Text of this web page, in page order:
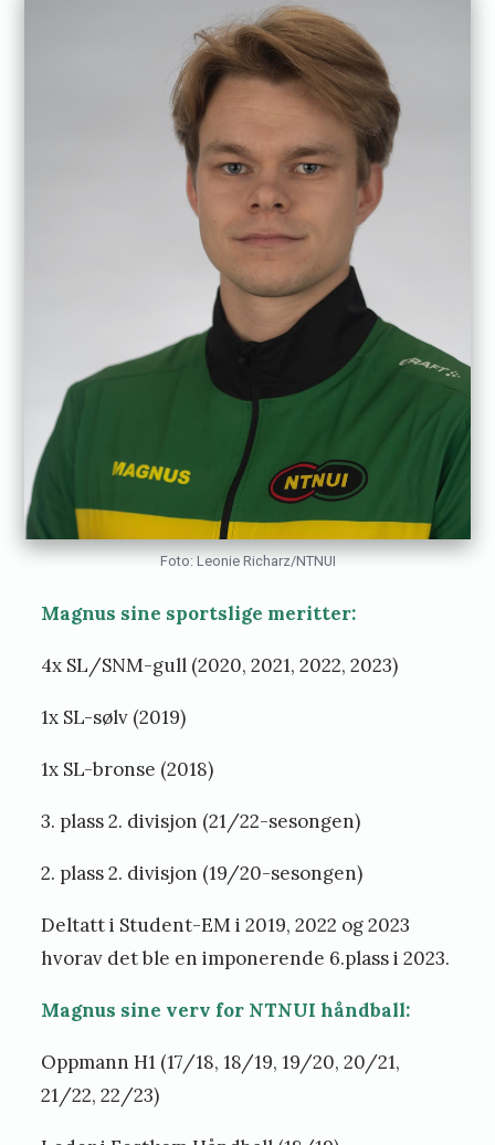
Foto: Leonie Richarz/NTNUI
Magnus sine sportslige meritter:
4x SL/SNM-gull (2020, 2021, 2022, 2023)
1x SL-sølv (2019)
1x SL-bronse (2018)
3. plass 2. divisjon (21/22-sesongen)
2. plass 2. divisjon (19/20-sesongen)
Deltatt i Student-EM i 2019, 2022 og 2023
hvorav det ble en imponerende 6.plass i 2023.
Magnus sine verv for NTNUI håndball:
Oppmann H1 (17/18, 18/19, 19/20, 20/21,
21/22, 22/23)